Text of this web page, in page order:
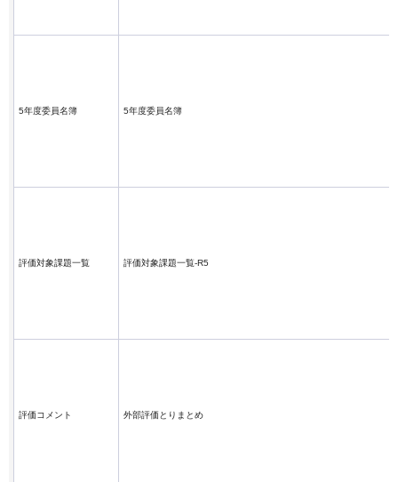
5年度委員名簿 5年度委員名簿
評価対象課題一覧 評価対象課題一覧-R5
評価コメント 外部評価とりまとめ